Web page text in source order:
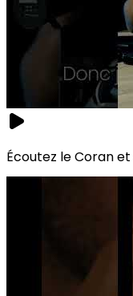
Écoutez le Coran